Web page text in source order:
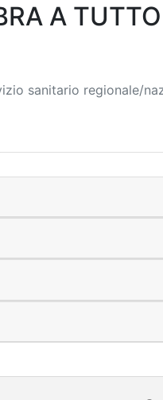
A
sanitario regionale/